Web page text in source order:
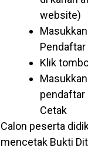
website)
Pendaftar
Klik
pendaftar
Cetak
Calon peserta
mencetak Bukti